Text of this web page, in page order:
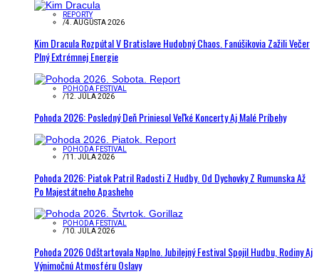
REPORTY
/4. AUGUSTA 2026
Kim Dracula Rozpútal V Bratislave Hudobný Chaos. Fanúšikovia Zažili Večer
Plný Extrémnej Energie
POHODA FESTIVAL
/12. JÚLA 2026
Pohoda 2026: Posledný Deň Priniesol Veľké Koncerty Aj Malé Príbehy
POHODA FESTIVAL
/11. JÚLA 2026
Pohoda 2026: Piatok Patril Radosti Z Hudby. Od Dychovky Z Rumunska Až
Po Majestátneho Apasheho
POHODA FESTIVAL
/10. JÚLA 2026
Pohoda 2026 Odštartovala Naplno. Jubilejný Festival Spojil Hudbu, Rodiny Aj
Výnimočnú Atmosféru Oslavy